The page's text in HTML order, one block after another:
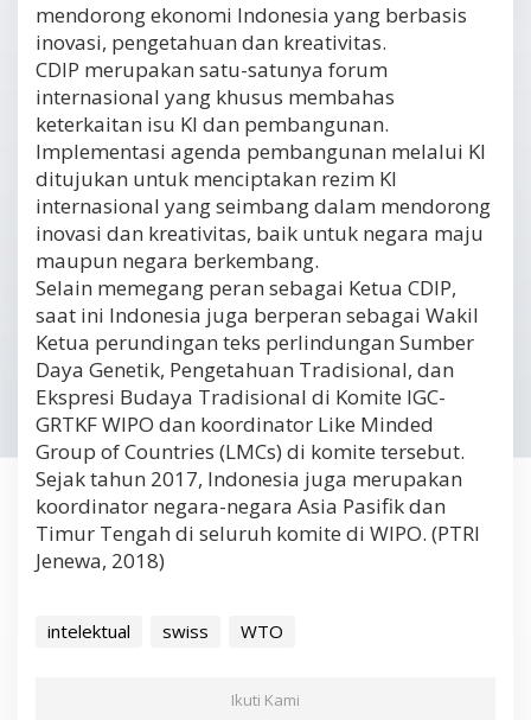
mendorong ekonomi Indonesia yang berbasis
inovasi, pengetahuan dan kreativitas.
CDIP merupakan satu-satunya forum
internasional yang khusus membahas
keterkaitan isu KI dan pembangunan.
Implementasi agenda pembangunan melalui KI
ditujukan untuk menciptakan rezim KI
internasional yang seimbang dalam mendorong
inovasi dan kreativitas, baik untuk negara maju
maupun negara berkembang.
Selain memegang peran sebagai Ketua CDIP,
saat ini Indonesia juga berperan sebagai Wakil
Ketua perundingan teks perlindungan Sumber
Daya Genetik, Pengetahuan Tradisional, dan
Ekspresi Budaya Tradisional di Komite IGC-
GRTKF WIPO dan koordinator Like Minded
Group of Countries (LMCs) di komite tersebut.
Sejak tahun 2017, Indonesia juga merupakan
koordinator negara-negara Asia Pasifik dan
Timur Tengah di seluruh komite di WIPO. (PTRI
Jenewa, 2018)
intelektual swiss WTO
Ikuti Kami